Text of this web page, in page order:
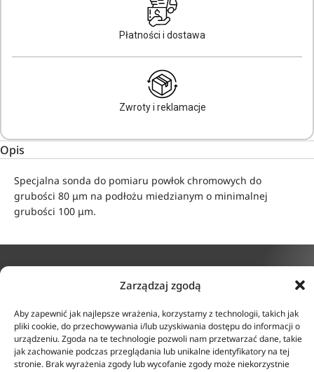
Zarządzaj zgodą
Aby zapewnić jak najlepsze wrażenia, korzystamy z technologii, takich jak
pliki cookie, do przechowywania i/lub uzyskiwania dostępu do informacji o
urządzeniu. Zgoda na te technologie pozwoli nam przetwarzać dane, takie
jak zachowanie podczas przeglądania lub unikalne identyfikatory na tej
stronie. Brak wyrażenia zgody lub wycofanie zgody może niekorzystnie
Płatności i dostawa
Zwroty i reklamacje
Opis
Specjalna sonda do pomiaru powłok chromowych do
grubości 80 μm na podłożu miedzianym o minimalnej
grubości 100 μm.
ul. Tarcice 11, 80-718
Gdańsk
+48 58 342 24 15
Biuro czynne w godzinach
INFORMACJE
O firmie
Regulamin
Polityka prywatności
Płatność i dostawa